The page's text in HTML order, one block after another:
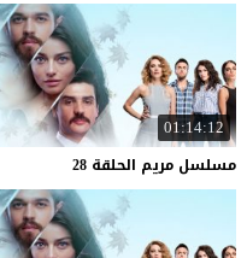
01:14:12
مسلسل مريم الحلقة 28